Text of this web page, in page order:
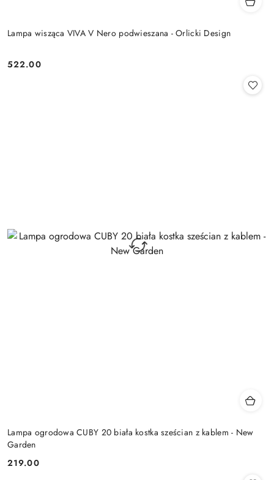
Lampa wisząca VIVA V Nero podwieszana - Orlicki Design
Cena:
522.00
Lampa ogrodowa CUBY 20 biała kostka sześcian z kablem - New
Garden
Cena:
219.00